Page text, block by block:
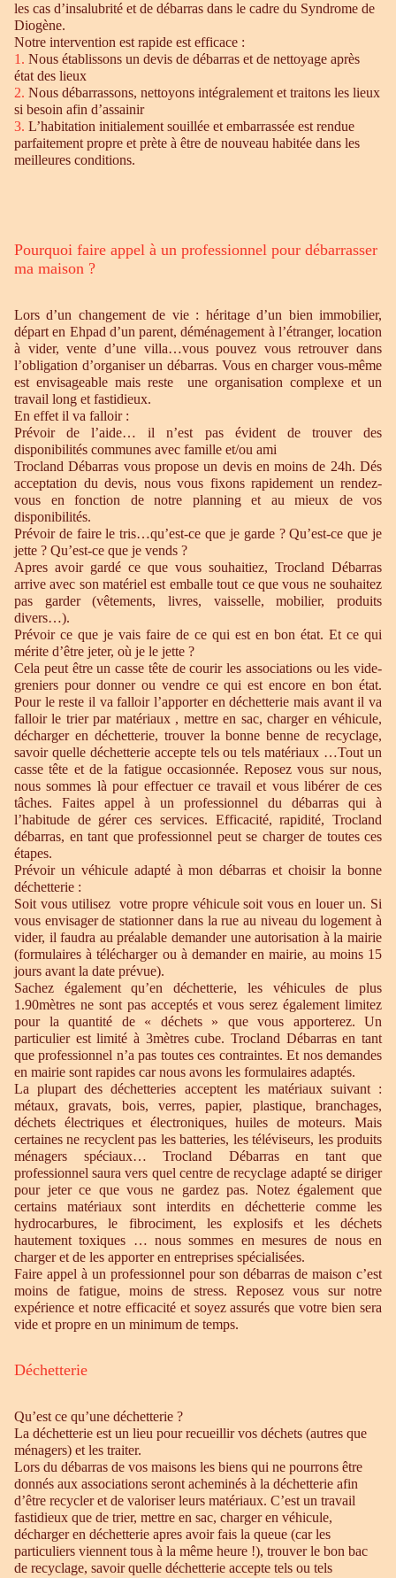
les cas d’insalubrité et de débarras dans le cadre du Syndrome de
Diogène.
Notre intervention est rapide est efficace :
1. Nous établissons un devis de débarras et de nettoyage après
état des lieux
2. Nous débarrassons, nettoyons intégralement et traitons les lieux
si besoin afin d’assainir
3. L’habitation initialement souillée et embarrassée est rendue
parfaitement propre et prète à être de nouveau habitée dans les
meilleures conditions.
Pourquoi faire appel à un professionnel pour débarrasser
ma maison ?
Lors d’un changement de vie : héritage d’un bien immobilier,
départ en Ehpad d’un parent, déménagement à l’étranger, location
à vider, vente d’une villa…vous pouvez vous retrouver dans
l’obligation d’organiser un débarras. Vous en charger vous-même
est envisageable mais reste une organisation complexe et un
travail long et fastidieux.
En effet il va falloir :
Prévoir de l’aide… il n’est pas évident de trouver des
disponibilités communes avec famille et/ou ami
Trocland Débarras vous propose un devis en moins de 24h. Dés
acceptation du devis, nous vous fixons rapidement un rendez-
vous en fonction de notre planning et au mieux de vos
disponibilités.
Prévoir de faire le tris…qu’est-ce que je garde ? Qu’est-ce que je
jette ? Qu’est-ce que je vends ?
Apres avoir gardé ce que vous souhaitiez, Trocland Débarras
arrive avec son matériel est emballe tout ce que vous ne souhaitez
pas garder (vêtements, livres, vaisselle, mobilier, produits
divers…).
Prévoir ce que je vais faire de ce qui est en bon état. Et ce qui
mérite d’être jeter, où je le jette ?
Cela peut être un casse tête de courir les associations ou les vide-
greniers pour donner ou vendre ce qui est encore en bon état.
Pour le reste il va falloir l’apporter en déchetterie mais avant il va
falloir le trier par matériaux , mettre en sac, charger en véhicule,
décharger en déchetterie, trouver la bonne benne de recyclage,
savoir quelle déchetterie accepte tels ou tels matériaux …Tout un
casse tête et de la fatigue occasionnée. Reposez vous sur nous,
nous sommes là pour effectuer ce travail et vous libérer de ces
tâches. Faites appel à un professionnel du débarras qui à
l’habitude de gérer ces services. Efficacité, rapidité, Trocland
débarras, en tant que professionnel peut se charger de toutes ces
étapes.
Prévoir un véhicule adapté à mon débarras et choisir la bonne
déchetterie :
Soit vous utilisez votre propre véhicule soit vous en louer un. Si
vous envisager de stationner dans la rue au niveau du logement à
vider, il faudra au préalable demander une autorisation à la mairie
(formulaires à télécharger ou à demander en mairie, au moins 15
jours avant la date prévue).
Sachez également qu’en déchetterie, les véhicules de plus
1.90mètres ne sont pas acceptés et vous serez également limitez
pour la quantité de « déchets » que vous apporterez. Un
particulier est limité à 3mètres cube. Trocland Débarras en tant
que professionnel n’a pas toutes ces contraintes. Et nos demandes
en mairie sont rapides car nous avons les formulaires adaptés.
La plupart des déchetteries acceptent les matériaux suivant :
métaux, gravats, bois, verres, papier, plastique, branchages,
déchets électriques et électroniques, huiles de moteurs. Mais
certaines ne recyclent pas les batteries, les téléviseurs, les produits
ménagers spéciaux… Trocland Débarras en tant que
professionnel saura vers quel centre de recyclage adapté se diriger
pour jeter ce que vous ne gardez pas. Notez également que
certains matériaux sont interdits en déchetterie comme les
hydrocarbures, le fibrociment, les explosifs et les déchets
hautement toxiques … nous sommes en mesures de nous en
charger et de les apporter en entreprises spécialisées.
Faire appel à un professionnel pour son débarras de maison c’est
moins de fatigue, moins de stress. Reposez vous sur notre
expérience et notre efficacité et soyez assurés que votre bien sera
vide et propre en un minimum de temps.
Déchetterie
Qu’est ce qu’une déchetterie ?
La déchetterie est un lieu pour recueillir vos déchets (autres que
ménagers) et les traiter.
Lors du débarras de vos maisons les biens qui ne pourrons être
donnés aux associations seront acheminés à la déchetterie afin
d’être recycler et de valoriser leurs matériaux. C’est un travail
fastidieux que de trier, mettre en sac, charger en véhicule,
décharger en déchetterie apres avoir fais la queue (car les
particuliers viennent tous à la même heure !), trouver le bon bac
de recyclage, savoir quelle déchetterie accepte tels ou tels